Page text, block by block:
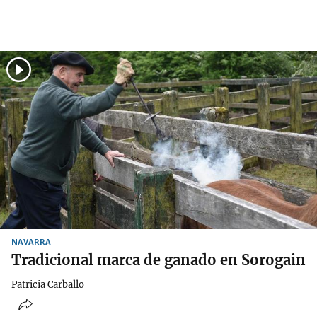
NAVARRA
Tradicional marca de ganado en Sorogain
Patricia Carballo